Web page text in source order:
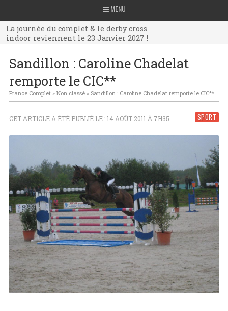
MENU
La journée du complet & le derby cross
indoor reviennent le 23 Janvier 2027 !
La journée du complet & le derby cross
indoor reviennent le 23 Janvier 2027 !
indoor reviennent le 23 Janvier 2027 !
Sandillon : Caroline Chadelat
remporte le CIC**
France Complet» Non classé» Sandillon : Caroline Chadelat remporte le CIC**
SPORT
CET ARTICLE A ÉTÉ PUBLIÉ LE : 14 AOÛT 2011 À 7H35